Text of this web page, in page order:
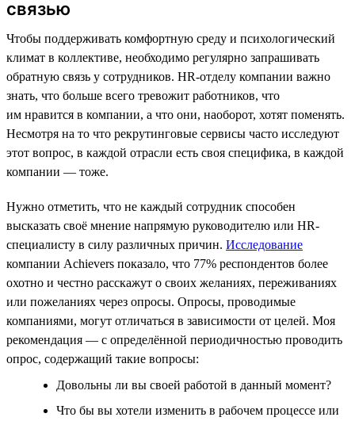
связью
Чтобы поддерживать комфортную среду и психологический
климат в коллективе, необходимо регулярно запрашивать
обратную связь у сотрудников. HR-отделу компании важно
знать, что больше всего тревожит работников, что
им нравится в компании, а что они, наоборот, хотят поменять.
Несмотря на то что рекрутинговые сервисы часто исследуют
этот вопрос, в каждой отрасли есть своя специфика, в каждой
компании — тоже.
Нужно отметить, что не каждый сотрудник способен
высказать своё мнение напрямую руководителю или HR-
специалисту в силу различных причин. Исследование
компании Achievers показало, что 77% респондентов более
охотно и честно расскажут о своих желаниях, переживаниях
или пожеланиях через опросы. Опросы, проводимые
компаниями, могут отличаться в зависимости от целей. Моя
рекомендация — с определённой периодичностью проводить
опрос, содержащий такие вопросы:
Довольны ли вы своей работой в данный момент?
Что бы вы хотели изменить в рабочем процессе или